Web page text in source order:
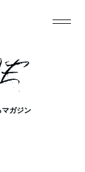
マガジン